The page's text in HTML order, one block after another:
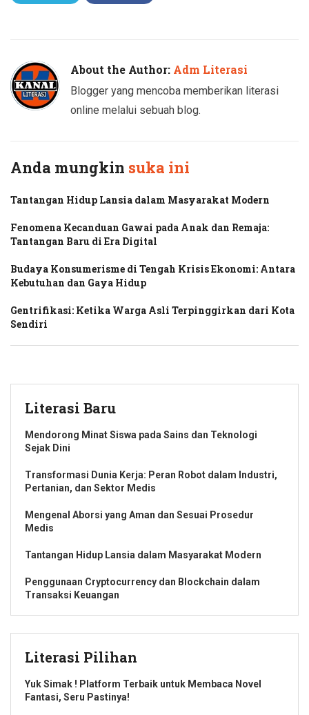
About the Author: Adm Literasi
Blogger yang mencoba memberikan literasi
online melalui sebuah blog.
Anda mungkin suka ini
Tantangan Hidup Lansia dalam Masyarakat Modern
Fenomena Kecanduan Gawai pada Anak dan Remaja:
Tantangan Baru di Era Digital
Budaya Konsumerisme di Tengah Krisis Ekonomi: Antara
Kebutuhan dan Gaya Hidup
Gentrifikasi: Ketika Warga Asli Terpinggirkan dari Kota
Sendiri
Literasi Baru
Mendorong Minat Siswa pada Sains dan Teknologi
Sejak Dini
Transformasi Dunia Kerja: Peran Robot dalam Industri,
Pertanian, dan Sektor Medis
Mengenal Aborsi yang Aman dan Sesuai Prosedur
Medis
Tantangan Hidup Lansia dalam Masyarakat Modern
Penggunaan Cryptocurrency dan Blockchain dalam
Transaksi Keuangan
Literasi Pilihan
Yuk Simak ! Platform Terbaik untuk Membaca Novel
Fantasi, Seru Pastinya!